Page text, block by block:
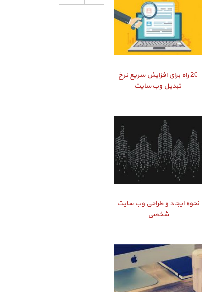
20 راه برای افزایش سریع نرخ
تبدیل وب سایت
نحوه ایجاد و طراحی وب سایت
شخصی